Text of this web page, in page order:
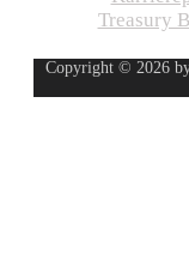
Treasury
Copyright © 2026